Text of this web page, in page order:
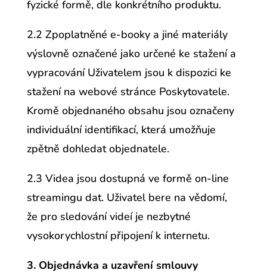
fyzické formě, dle konkrétního produktu.
2.2 Zpoplatněné e-booky a jiné materiály
výslovně označené jako určené ke stažení a
vypracování Uživatelem jsou k dispozici ke
stažení na webové stránce Poskytovatele.
Kromě objednaného obsahu jsou označeny
individuální identifikací, která umožňuje
zpětně dohledat objednatele.
2.3 Videa jsou dostupná ve formě on-line
streamingu dat. Uživatel bere na vědomí,
že pro sledování videí je nezbytné
vysokorychlostní připojení k internetu.
3. Objednávka a uzavření smlouvy